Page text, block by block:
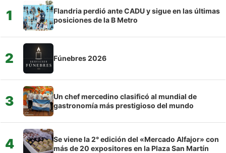
1
Flandria perdió ante CADU y sigue en las últimas
posiciones de la B Metro
2 Fúnebres 2026
3
Un chef mercedino clasificó al mundial de
gastronomía más prestigioso del mundo
4
Se viene la 2° edición del «Mercado Alfajor» con
más de 20 expositores en la Plaza San Martín